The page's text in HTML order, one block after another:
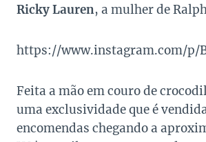
Ricky Lauren, a mulher de
https://www.instagram.com/p/
Feita a mão em couro de
uma exclusividade que é
encomendas chegando a